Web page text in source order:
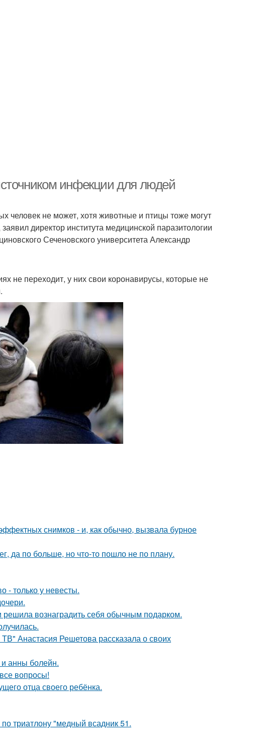
инфекции для людей
человек не может, хотя животные и птицы тоже могут
директор института медицинской паразитологии
Сеченовского университета Александр
не переходит, у них свои коронавирусы, которые не
снимков - и, как обычно, вызвала бурное
по больше, но что-то пошло не по плану.
- только у невесты.
решила вознаградить себя обычным подарком.
Анастасия Решетова рассказала о своих
анны болейн.
вопросы!
отца своего ребёнка.
триатлону "медный всадник 51.